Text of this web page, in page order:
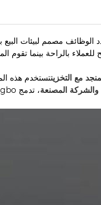
مصمم لبيئات البيع
بالراحة بينما تقوم
مع التخزينتستخدم هذه
والشركة المصنعة